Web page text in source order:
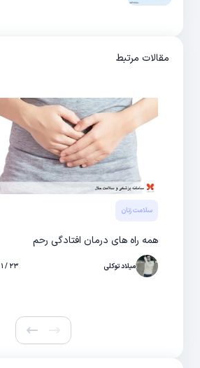
مقالات مرتبط
سلامت زنان
همه راه های درمان افتادگی رحم
میلاد توکلی ۲۳ / ۱۱ / ۰۲